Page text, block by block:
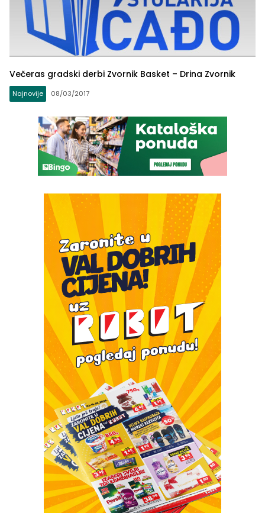
Večeras gradski derbi Zvornik Basket – Drina Zvornik
Najnovije 08/03/2017